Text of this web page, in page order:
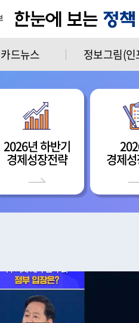
카드뉴스 정보그림(
2026년 하반기
경제성장전략 경제